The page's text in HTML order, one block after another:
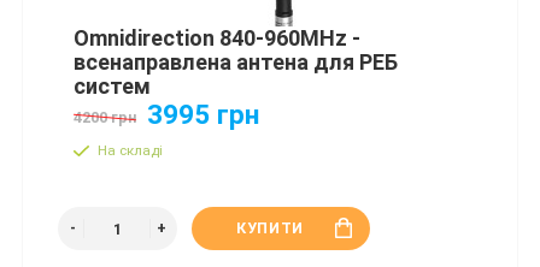
Omnidirection 840-960MHz -
всенаправлена антена для РЕБ
систем
4200 грн 3995 грн
На складі
КУПИТИ